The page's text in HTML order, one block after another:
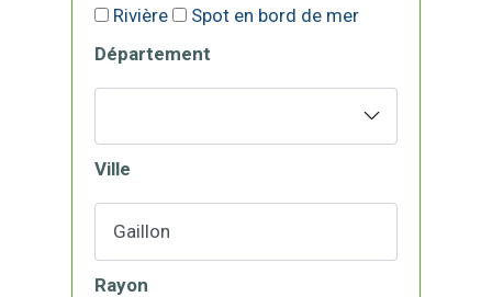
Rivière
Spot en bord de mer
Département
Ville
Rayon